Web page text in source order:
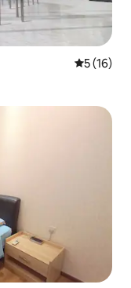
5 (16)